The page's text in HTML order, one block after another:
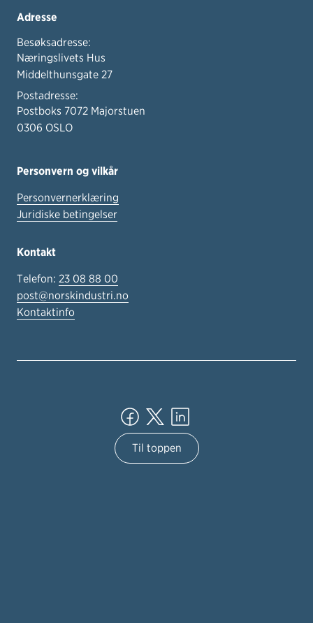
Adresse
Besøksadresse:
Næringslivets Hus
Middelthunsgate 27
Postadresse:
Postboks 7072 Majorstuen
0306 OSLO
Personvern og vilkår
Personvernerklæring
Juridiske betingelser
Kontakt
Telefon: 23 08 88 00
post@norskindustri.no
Kontaktinfo
Til toppen